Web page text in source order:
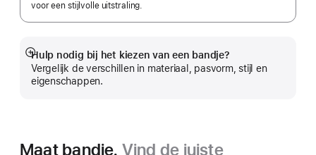
voor een stijlvolle uitstraling.
Hulp nodig bij het kiezen van een bandje?
Vergelijk de verschillen in materiaal, pasvorm, stijl en
eigenschappen.
Meer
Maat bandje. Vind de juiste